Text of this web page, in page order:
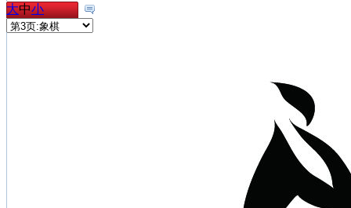
大中小